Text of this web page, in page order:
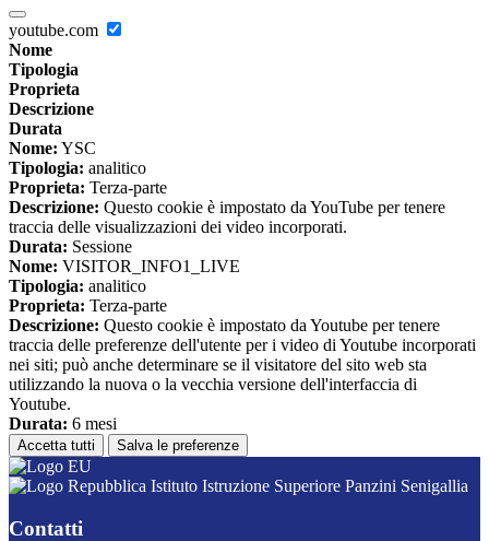
youtube.com
Nome
Tipologia
Proprieta
Descrizione
Durata
Nome: YSC
Tipologia: analitico
Proprieta: Terza-parte
Descrizione: Questo cookie è impostato da YouTube per tenere
traccia delle visualizzazioni dei video incorporati.
Durata: Sessione
Nome: VISITOR_INFO1_LIVE
Tipologia: analitico
Proprieta: Terza-parte
Descrizione: Questo cookie è impostato da Youtube per tenere
traccia delle preferenze dell'utente per i video di Youtube incorporati
nei siti; può anche determinare se il visitatore del sito web sta
utilizzando la nuova o la vecchia versione dell'interfaccia di
Youtube.
Durata: 6 mesi
Accetta tutti Salva le preferenze
Istituto Istruzione Superiore Panzini Senigallia
Contatti